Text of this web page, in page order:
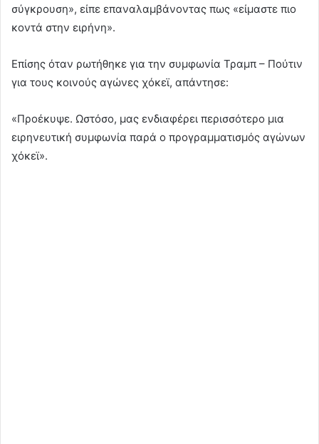
σύγκρουση», είπε επαναλαμβάνοντας πως «είμαστε πιο
κοντά στην ειρήνη».
Επίσης όταν ρωτήθηκε για την συμφωνία Τραμπ – Πούτιν
για τους κοινούς αγώνες χόκεϊ, απάντησε:
«Προέκυψε. Ωστόσο, μας ενδιαφέρει περισσότερο μια
ειρηνευτική συμφωνία παρά ο προγραμματισμός αγώνων
χόκεϊ».